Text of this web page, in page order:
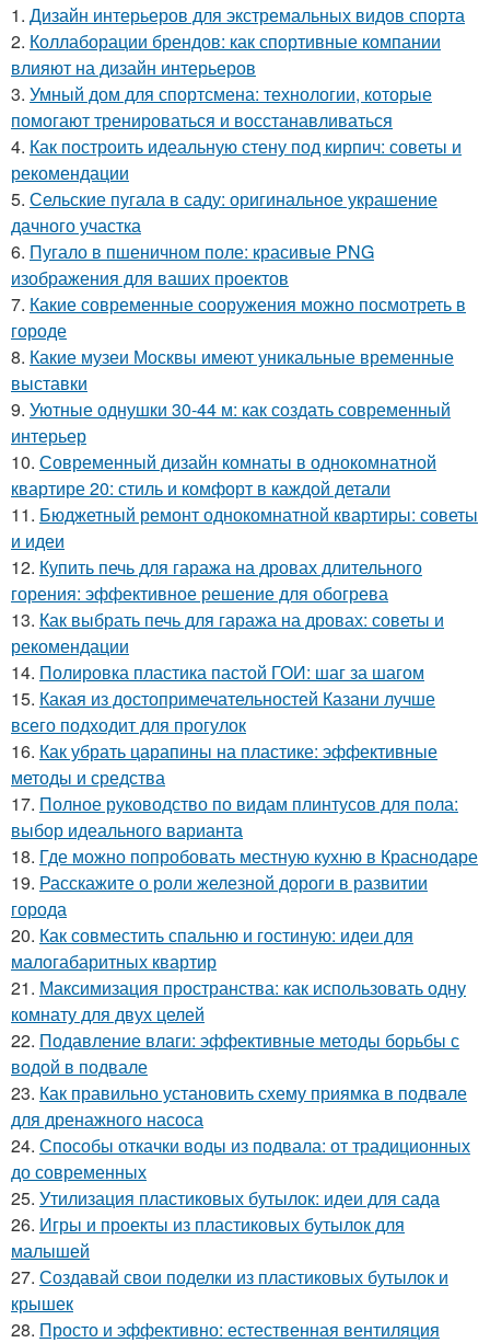
1. Дизайн интерьеров для экстремальных видов спорта
2. Коллаборации брендов: как спортивные компании
влияют на дизайн интерьеров
3. Умный дом для спортсмена: технологии, которые
помогают тренироваться и восстанавливаться
4. Как построить идеальную стену под кирпич: советы и
рекомендации
5. Сельские пугала в саду: оригинальное украшение
дачного участка
6. Пугало в пшеничном поле: красивые PNG
изображения для ваших проектов
7. Какие современные сооружения можно посмотреть в
городе
8. Какие музеи Москвы имеют уникальные временные
выставки
9. Уютные однушки 30-44 м: как создать современный
интерьер
10. Современный дизайн комнаты в однокомнатной
квартире 20: стиль и комфорт в каждой детали
11. Бюджетный ремонт однокомнатной квартиры: советы
и идеи
12. Купить печь для гаража на дровах длительного
горения: эффективное решение для обогрева
13. Как выбрать печь для гаража на дровах: советы и
рекомендации
14. Полировка пластика пастой ГОИ: шаг за шагом
15. Какая из достопримечательностей Казани лучше
всего подходит для прогулок
16. Как убрать царапины на пластике: эффективные
методы и средства
17. Полное руководство по видам плинтусов для пола:
выбор идеального варианта
18. Где можно попробовать местную кухню в Краснодаре
19. Расскажите о роли железной дороги в развитии
города
20. Как совместить спальню и гостиную: идеи для
малогабаритных квартир
21. Максимизация пространства: как использовать одну
комнату для двух целей
22. Подавление влаги: эффективные методы борьбы с
водой в подвале
23. Как правильно установить схему приямка в подвале
для дренажного насоса
24. Способы откачки воды из подвала: от традиционных
до современных
25. Утилизация пластиковых бутылок: идеи для сада
26. Игры и проекты из пластиковых бутылок для
малышей
27. Создавай свои поделки из пластиковых бутылок и
крышек
28. Просто и эффективно: естественная вентиляция